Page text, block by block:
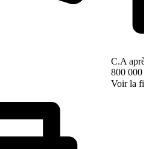
C.A
800 000 €
Voir la